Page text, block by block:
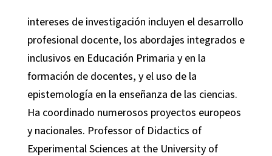
intereses de investigación incluyen el desarrollo
profesional docente, los abordajes integrados e
inclusivos en Educación Primaria y en la
formación de docentes, y el uso de la
epistemología en la enseñanza de las ciencias.
Ha coordinado numerosos proyectos europeos
y nacionales. Professor of Didactics of
Experimental Sciences at the University of